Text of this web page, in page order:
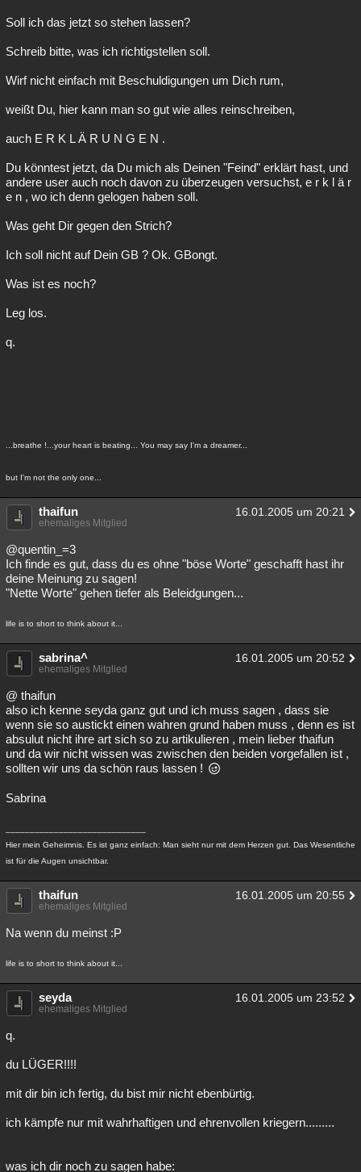
Soll ich das jetzt so stehen lassen?
Schreib bitte, was ich richtigstellen soll.
Wirf nicht einfach mit Beschuldigungen um Dich rum,
weißt Du, hier kann man so gut wie alles reinschreiben,
auch E R K L Ä R U N G E N .
Du könntest jetzt, da Du mich als Deinen "Feind" erklärt hast, und
andere user auch noch davon zu überzeugen versuchst, e r k l ä r
e n , wo ich denn gelogen haben soll.
Was geht Dir gegen den Strich?
Ich soll nicht auf Dein GB ? Ok. GBongt.
Was ist es noch?
Leg los.
q.
...breathe !...your heart is beating... You may say I'm a dreamer...
but I'm not the only one...
thaifun 16.01.2005 um 20:21
ehemaliges Mitglied
@quentin_=3
Ich finde es gut, dass du es ohne "böse Worte" geschafft hast ihr
deine Meinung zu sagen!
"Nette Worte" gehen tiefer als Beleidgungen...
life is to short to think about it...
sabrina^ 16.01.2005 um 20:52
ehemaliges Mitglied
@ thaifun
also ich kenne seyda ganz gut und ich muss sagen , dass sie
wenn sie so austickt einen wahren grund haben muss , denn es ist
absulut nicht ihre art sich so zu artikulieren , mein lieber thaifun
und da wir nicht wissen was zwischen den beiden vorgefallen ist ,
sollten wir uns da schön raus lassen !
Sabrina
Hier mein Geheimnis. Es ist ganz einfach: Man sieht nur mit dem Herzen gut. Das Wesentliche
ist für die Augen unsichtbar.
thaifun 16.01.2005 um 20:55
ehemaliges Mitglied
Na wenn du meinst :P
life is to short to think about it...
seyda 16.01.2005 um 23:52
ehemaliges Mitglied
q.
du LÜGER!!!!
mit dir bin ich fertig, du bist mir nicht ebenbürtig.
ich kämpfe nur mit wahrhaftigen und ehrenvollen kriegern.........
was ich dir noch zu sagen habe: